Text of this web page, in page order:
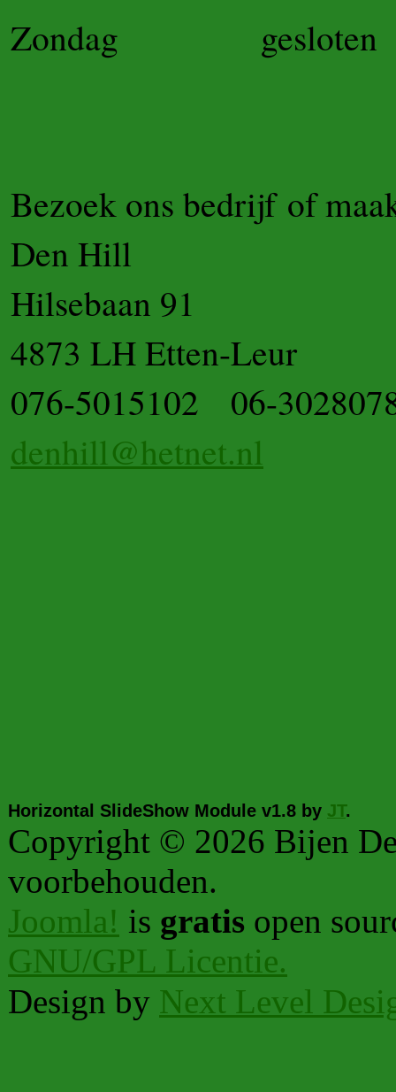
Zondag gesloten
Bezoek ons bedrijf of
Den Hill
Hilsebaan 91
4873 LH Etten-Leur
076-5015102 06-
denhill@hetnet.nl
Horizontal SlideShow Module v1.8 by JT.
Copyright © 2026 Bijen
voorbehouden.
Joomla! is gratis open
GNU/GPL Licentie.
Design by Next Level